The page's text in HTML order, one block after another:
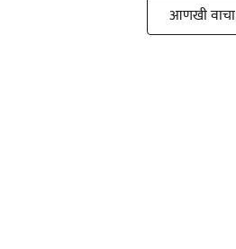
आणखी वाचा